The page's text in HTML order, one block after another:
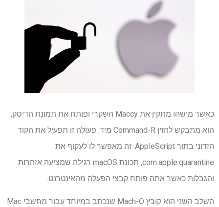
כאשר מישהו מתקין את Maccy השקרי ופותח את תמונת הדיסק,
הוא מתבקש להזין Command-R מיד. פעולה זו תפעיל את הקוד
הזדוני בתוך AppleScript. זה מאפשר לו לעקוף את
com.apple.quarantine, תכונת macOS רגילה שמציעה אזהרות
והגבלות כאשר אתה פותח קבצי הפעלה מהאינטרנט.
השלב השני הוא קובץ Mach-O שנכתב במיוחד עבור מחשבי Mac